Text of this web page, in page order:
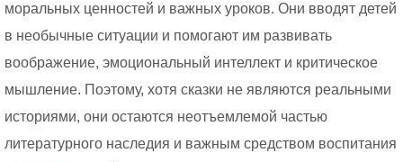
моральных ценностей и важных уроков. Они вводят детей
в необычные ситуации и помогают им развивать
воображение, эмоциональный интеллект и критическое
мышление. Поэтому, хотя сказки не являются реальными
историями, они остаются неотъемлемой частью
литературного наследия и важным средством воспитания